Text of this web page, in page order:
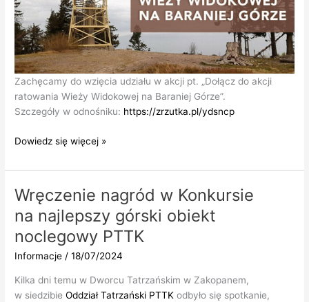
Zachęcamy do wzięcia udziału w akcji pt. „Dołącz do akcji
ratowania Wieży Widokowej na Baraniej Górze”.
Szczegóły w odnośniku: https://zrzutka.pl/ydsncp
Dołącz
akcji
Wieży
Widokowej
na
Baraniej
Górze
Dowiedz się więcej »
Wręczenie nagród w Konkursie
na najlepszy górski obiekt
noclegowy PTTK
Informacje /18/07/2024
Kilka dni temu w Dworcu Tatrzańskim w Zakopanem,
w siedzibieOddział Tatrzański PTTK odbyło się spotkanie,